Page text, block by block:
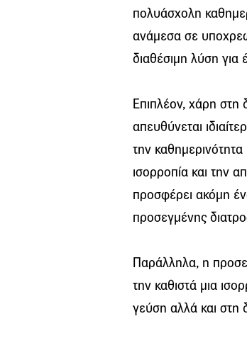
πολυάσχολη
ανάμεσα σε
διαθέσιμη λύση
Επιπλέον, χάρη στη
απευθύνεται
την
ισορροπία και την
προσφέρει ακόμη
προσεγμένης
Παράλληλα, η
την καθιστά μια
γεύση αλλά και στη